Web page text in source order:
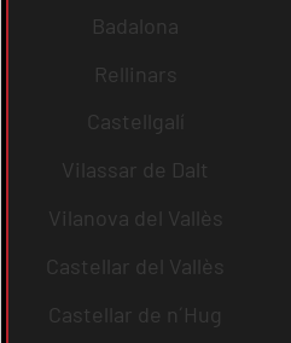
Badalona
Rellinars
Castellgalí
Vilassar de Dalt
Vilanova del Vallès
Castellar del Vallès
Castellar de n´Hug